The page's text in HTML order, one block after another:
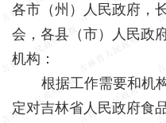
各市（州）人民政府，
会，各县（市）人民政
机构：
根据工作需要和机
定对吉林省人民政府食